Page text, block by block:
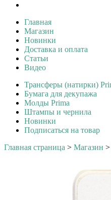
Главная
Магазин
Новинки
Доставка и оплата
Статьи
Видео
Трансферы (натирки)
Бумага для декупажа
Молды Prima
Штампы и чернила
Новинки
Подписаться на товар
Главная страница > Магазин >